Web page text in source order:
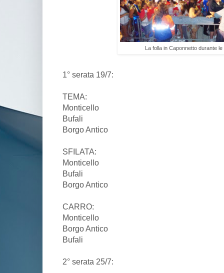
La folla in Caponnetto durante
1° serata 19/7:
TEMA:
Monticello
Bufali
Borgo Antico
SFILATA:
Monticello
Bufali
Borgo Antico
CARRO:
Monticello
Borgo Antico
Bufali
2° serata 25/7: